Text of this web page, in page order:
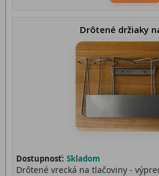
Drôtené držiaky
Dostupnosť: Skladom
Drôtené vrecká na tlačoviny -